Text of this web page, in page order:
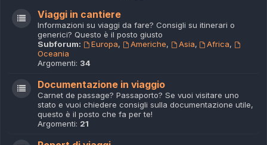
Viaggi in cantiere
Informazioni su viaggi da fare? Consigli su itinerari o
generici? Questo è il posto giusto
Subforum:
Europa, Americhe, Asia, Africa,
Oceania
Argomenti: 34
Documentazione in viaggio
Carnet de passage? Passaporto? Se vuoi visitare uno
stato e vuoi chiedere consigli sulla documentazione utile,
questo è il posto che fa per te!
Argomenti: 21